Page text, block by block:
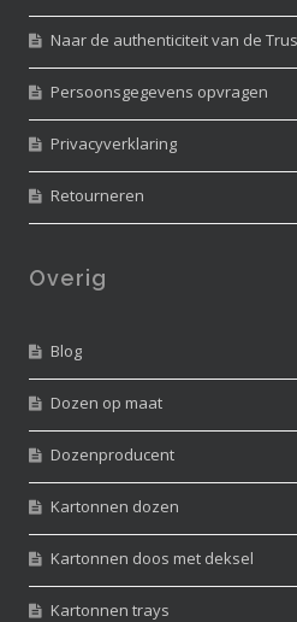
Naar de authenticiteit van de
Persoonsgegevens opvragen
Privacyverklaring
Retourneren
Overig
Blog
Dozen op maat
Dozenproducent
Kartonnen dozen
Kartonnen doos met deksel
Kartonnen trays